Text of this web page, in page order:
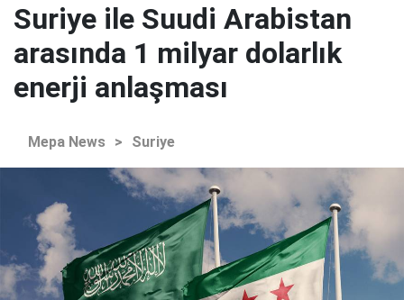
Suriye ile Suudi Arabistan
arasında 1 milyar dolarlık
enerji anlaşması
Mepa News > Suriye